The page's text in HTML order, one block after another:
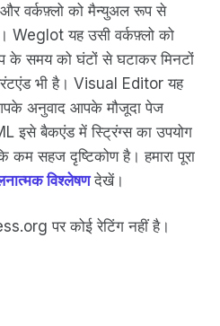
और वर्कफ़्लो को मैन्युअल रूप से
Weglot यह उसी वर्कफ़्लो को
के समय को घंटों से घटाकर मिनटों
भी है। Visual Editor यह
अनुवाद आपके मौजूदा पेज
इसे बैकएंड में स्ट्रिंग्स का उपयोग
कम सहज दृष्टिकोण है। हमारा पूरा
विश्लेषणदेखें।
पर कोई रेटिंग नहीं है।